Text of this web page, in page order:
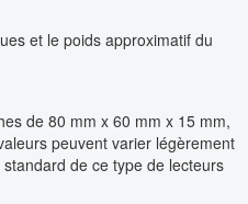
et le poids approximatif du
de 80 mm x 60 mm x 15 mm,
peuvent varier légèrement
de ce type de lecteurs